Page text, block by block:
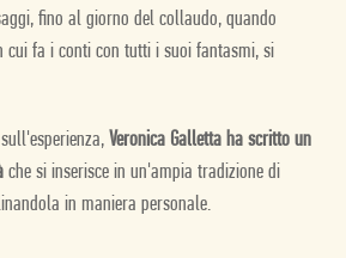
fino al giorno del collaudo, quando
cui fa i conti con tutti i suoi fantasmi, si
Veronica Galletta ha scritto un
che si inserisce in un'ampia tradizione di
in maniera personale.